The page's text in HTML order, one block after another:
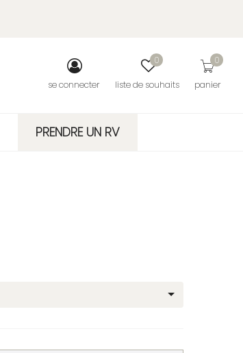
se connecter liste de souhaits
0
panier
0
PRENDRE UN RV